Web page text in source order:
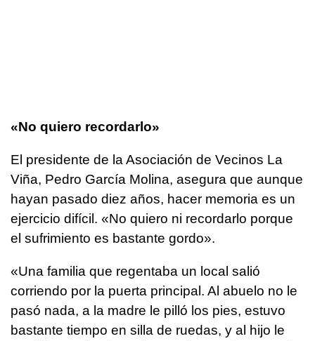
«No quiero recordarlo»
El presidente de la Asociación de Vecinos La
Viña, Pedro García Molina, asegura que aunque
hayan pasado diez años, hacer memoria es un
ejercicio difícil. «No quiero ni recordarlo porque
el sufrimiento es bastante gordo».
«Una familia que regentaba un local salió
corriendo por la puerta principal. Al abuelo no le
pasó nada, a la madre le pilló los pies, estuvo
bastante tiempo en silla de ruedas, y al hijo le